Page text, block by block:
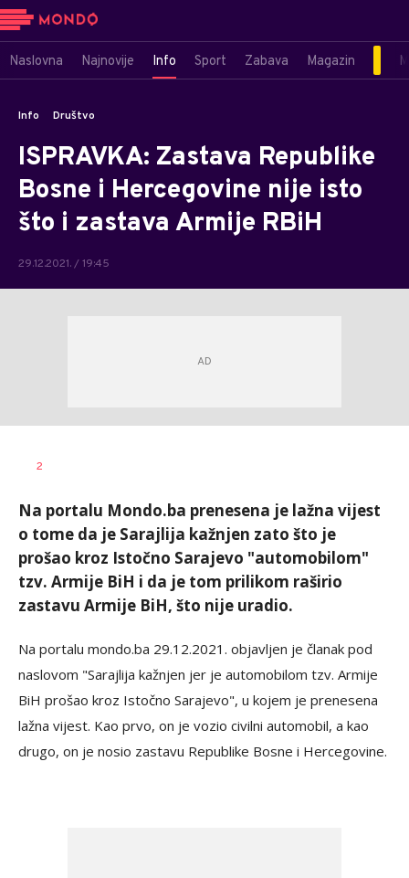
Naslovna Najnovije Info Sport Zabava Magazin
Info Društvo
ISPRAVKA: Zastava Republike
Bosne i Hercegovine nije isto
što i zastava Armije RBiH
29.12.2021. / 19:45
AUTOR
2
Na portalu Mondo.ba prenesena je lažna vijest
o tome da je Sarajlija kažnjen zato što je
prošao kroz Istočno Sarajevo "automobilom"
tzv. Armije BiH i da je tom prilikom raširio
zastavu Armije BiH, što nije uradio.
Na portalu mondo.ba 29.12.2021. objavljen je članak pod
naslovom "Sarajlija kažnjen jer je automobilom tzv. Armije
BiH prošao kroz Istočno Sarajevo", u kojem je prenesena
lažna vijest. Kao prvo, on je vozio civilni automobil, a kao
drugo, on je nosio zastavu Republike Bosne i Hercegovine.